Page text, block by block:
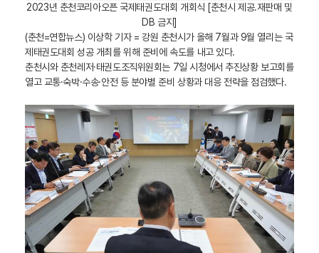
2023년 춘천코리아오픈 국제태권도대회 개회식 [춘천시 제공.재판매 및
DB 금지]
(춘천=연합뉴스) 이상학 기자 = 강원 춘천시가 올해 7월과 9월 열리는 국
제태권도대회 성공 개최를 위해 준비에 속도를 내고 있다.
춘천시와 춘천레저·태권도조직위원회는 7일 시청에서 추진상황 보고회를
열고 교통·숙박·수송·안전 등 분야별 준비 상황과 대응 전략을 점검했다.